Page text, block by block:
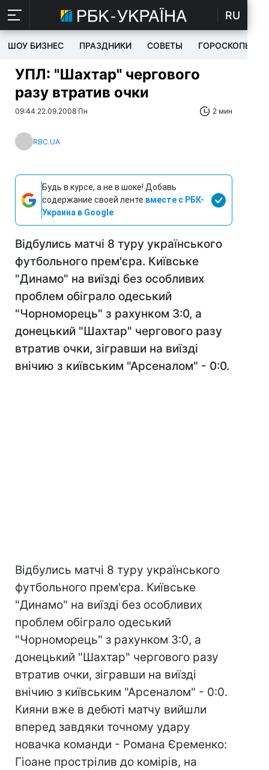
RU
ШОУ БИЗНЕС ПРАЗДНИКИ СОВЕТЫ ГОРОСКОПЫ
УПЛ: "Шахтар" чергового
разу втратив очки
09:44 22.09.2008 Пн 2 мин
RBC.UA
Будь в курсе, а не в шоке! Добавь
содержание своей ленте вместе с РБК-
Украина в Google
Відбулись матчі 8 туру українського
футбольного прем'єра. Київське
"Динамо" на виїзді без особливих
проблем обіграло одеський
"Чорноморець" з рахунком 3:0, а
донецький "Шахтар" чергового разу
втратив очки, зігравши на виїзді
внічию з київським "Арсеналом" - 0:0.
Відбулись матчі 8 туру українського
футбольного прем'єра. Київське
"Динамо" на виїзді без особливих
проблем обіграло одеський
"Чорноморець" з рахунком 3:0, а
донецький "Шахтар" чергового разу
втратив очки, зігравши на виїзді
внічию з київським "Арсеналом" - 0:0.
Кияни вже в дебюті матчу вийшли
вперед завдяки точному удару
новачка команди - Романа Єременко:
Гіоане прострілив до комірів, на